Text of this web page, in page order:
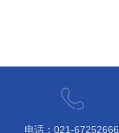
电话：021-67252666